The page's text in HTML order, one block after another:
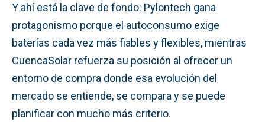
Y ahí está la clave de fondo: Pylontech gana
protagonismo porque el autoconsumo exige
baterías cada vez más fiables y flexibles, mientras
CuencaSolar refuerza su posición al ofrecer un
entorno de compra donde esa evolución del
mercado se entiende, se compara y se puede
planificar con mucho más criterio.